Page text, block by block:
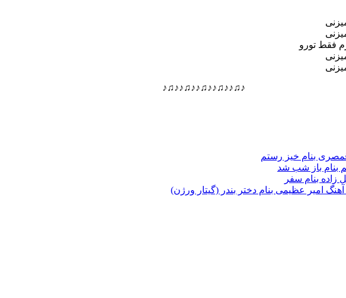
فقط تورو
♪♫♪♪♫♪♪♫♪♪♫♪♪♫♪
بنام خیز رستم
بنام باز شب شد
زاده بنام سفر
آهنگ امیر عظیمی بنام دختر بندر (گیتار ورژن)